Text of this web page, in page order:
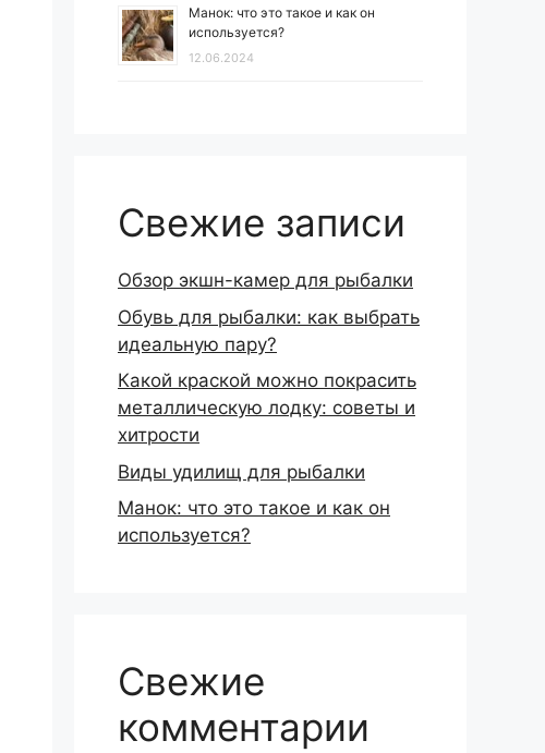
Манок: что это такое и как он
используется?
12.06.2024
Свежие записи
Обзор экшн-камер для рыбалки
Обувь для рыбалки: как выбрать
идеальную пару?
Какой краской можно покрасить
металлическую лодку: советы и
хитрости
Виды удилищ для рыбалки
Манок: что это такое и как он
используется?
Свежие
комментарии